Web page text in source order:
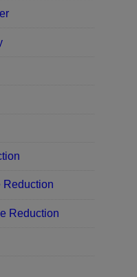
Reduction
Reduction